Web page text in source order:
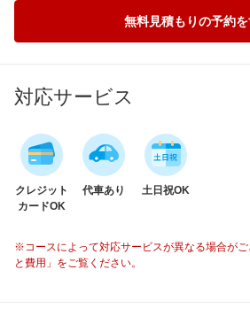
無料見積もりの予約
対応サービス
クレジット
カードOK
代車あり 土日祝OK
※コースによって対応サービスが異なる場合が
と費用」をご覧ください。